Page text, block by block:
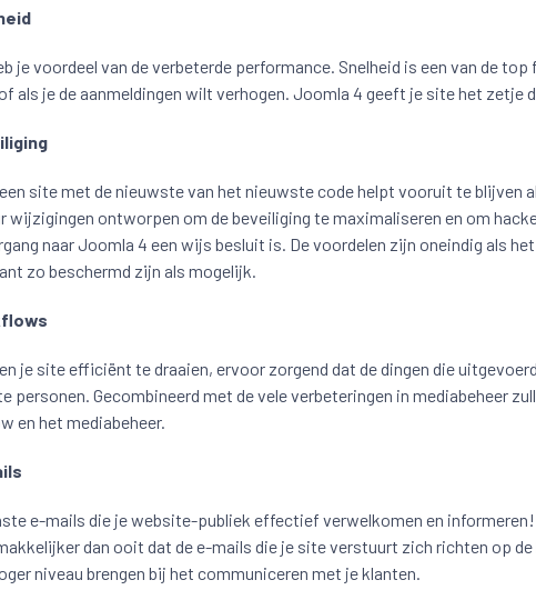
je voordeel van de verbeterde performance. Snelheid is een van de
als je de aanmeldingen wilt verhogen. Joomla 4 geeft je site het zetje
site met de nieuwste van het nieuwste code helpt vooruit te blijven
wijzigingen ontworpen om de beveiliging te maximaliseren en om
naar Joomla 4 een wijs besluit is. De voordelen zijn oneindig als
zo beschermd zijn als mogelijk.
je site efficiënt te draaien, ervoor zorgend dat de dingen die
personen. Gecombineerd met de vele verbeteringen in mediabeheer
en het mediabeheer.
e-mails die je website-publiek effectief verwelkomen en
dan ooit dat de e-mails die je site verstuurt zich richten op
niveau brengen bij het communiceren met je klanten.